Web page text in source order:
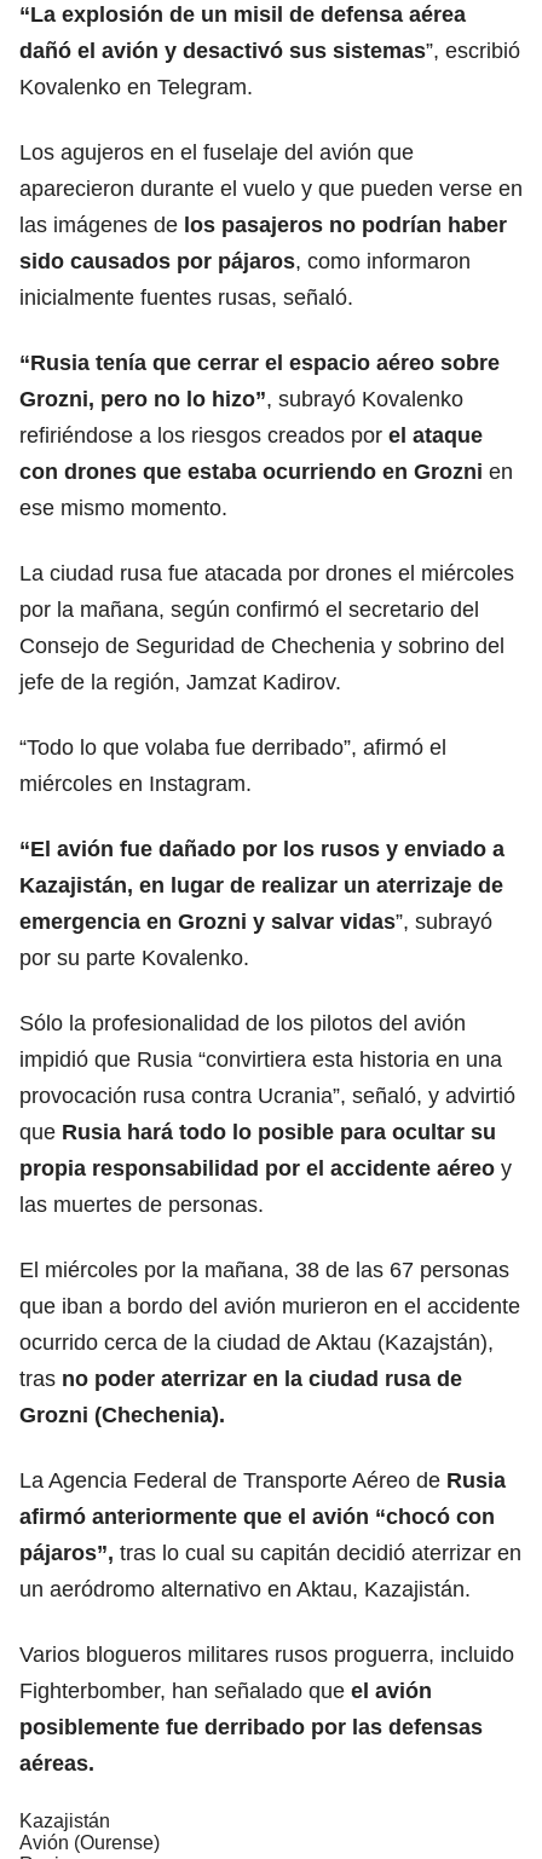
“La explosión de un misil de defensa aérea
dañó el avión y desactivó sus sistemas”, escribió
Kovalenko en Telegram.
Los agujeros en el fuselaje del avión que
aparecieron durante el vuelo y que pueden verse en
las imágenes de los pasajeros no podrían haber
sido causados por pájaros, como informaron
inicialmente fuentes rusas, señaló.
“Rusia tenía que cerrar el espacio aéreo sobre
Grozni, pero no lo hizo”, subrayó Kovalenko
refiriéndose a los riesgos creados por el ataque
con drones que estaba ocurriendo en Grozni en
ese mismo momento.
La ciudad rusa fue atacada por drones el miércoles
por la mañana, según confirmó el secretario del
Consejo de Seguridad de Chechenia y sobrino del
jefe de la región, Jamzat Kadirov.
“Todo lo que volaba fue derribado”, afirmó el
miércoles en Instagram.
“El avión fue dañado por los rusos y enviado a
Kazajistán, en lugar de realizar un aterrizaje de
emergencia en Grozni y salvar vidas”, subrayó
por su parte Kovalenko.
Sólo la profesionalidad de los pilotos del avión
impidió que Rusia “convirtiera esta historia en una
provocación rusa contra Ucrania”, señaló, y advirtió
que Rusia hará todo lo posible para ocultar su
propia responsabilidad por el accidente aéreo y
las muertes de personas.
El miércoles por la mañana, 38 de las 67 personas
que iban a bordo del avión murieron en el accidente
ocurrido cerca de la ciudad de Aktau (Kazajstán),
tras no poder aterrizar en la ciudad rusa de
Grozni (Chechenia).
La Agencia Federal de Transporte Aéreo de Rusia
afirmó anteriormente que el avión “chocó con
pájaros”, tras lo cual su capitán decidió aterrizar en
un aeródromo alternativo en Aktau, Kazajistán.
Varios blogueros militares rusos proguerra, incluido
Fighterbomber, han señalado que el avión
posiblemente fue derribado por las defensas
aéreas.
Kazajistán
Avión (Ourense)